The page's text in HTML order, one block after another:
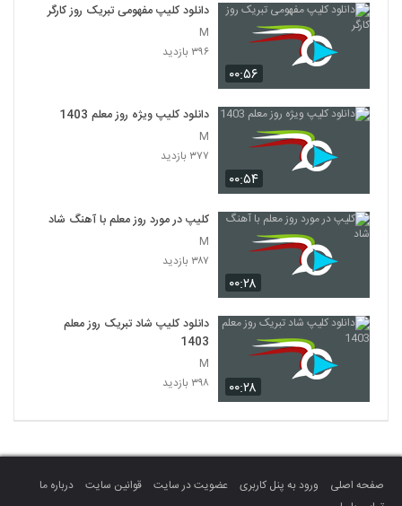
۰۰:۵۶
دانلود کلیپ مفهومی تبریک روز کارگر
M
۳۹۶ بازدید
۰۰:۵۴
دانلود کلیپ ویژه روز معلم 1403
M
۳۷۷ بازدید
۰۰:۲۸
کلیپ در مورد روز معلم با آهنگ شاد
M
۳۸۷ بازدید
۰۰:۲۸
دانلود کلیپ شاد تبریک روز معلم
1403
M
۳۹۸ بازدید
صفحه اصلی ورود به پنل کاربری عضویت در سایت قوانین سایت
درباره ما